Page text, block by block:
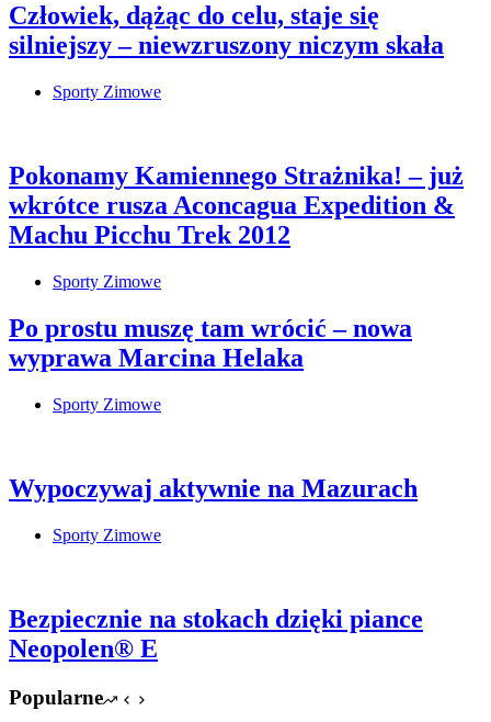
Człowiek, dążąc do celu, staje się
silniejszy – niewzruszony niczym skała
Sporty Zimowe
Pokonamy Kamiennego Strażnika! – już
wkrótce rusza Aconcagua Expedition &
Machu Picchu Trek 2012
Sporty Zimowe
Po prostu muszę tam wrócić – nowa
wyprawa Marcina Helaka
Sporty Zimowe
Wypoczywaj aktywnie na Mazurach
Sporty Zimowe
Bezpiecznie na stokach dzięki piance
Neopolen® E
Popularne